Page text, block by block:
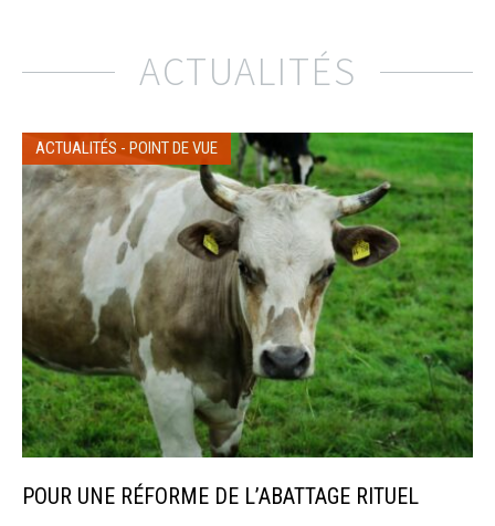
ACTUALITÉS
ACTUALITÉS - POINT DE VUE
POUR UNE RÉFORME DE L’ABATTAGE RITUEL